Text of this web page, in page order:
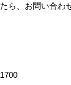
ら、お問い合わ